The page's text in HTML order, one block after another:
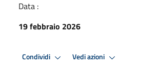
Data :
19 febbraio 2026
Condividi Vedi azioni